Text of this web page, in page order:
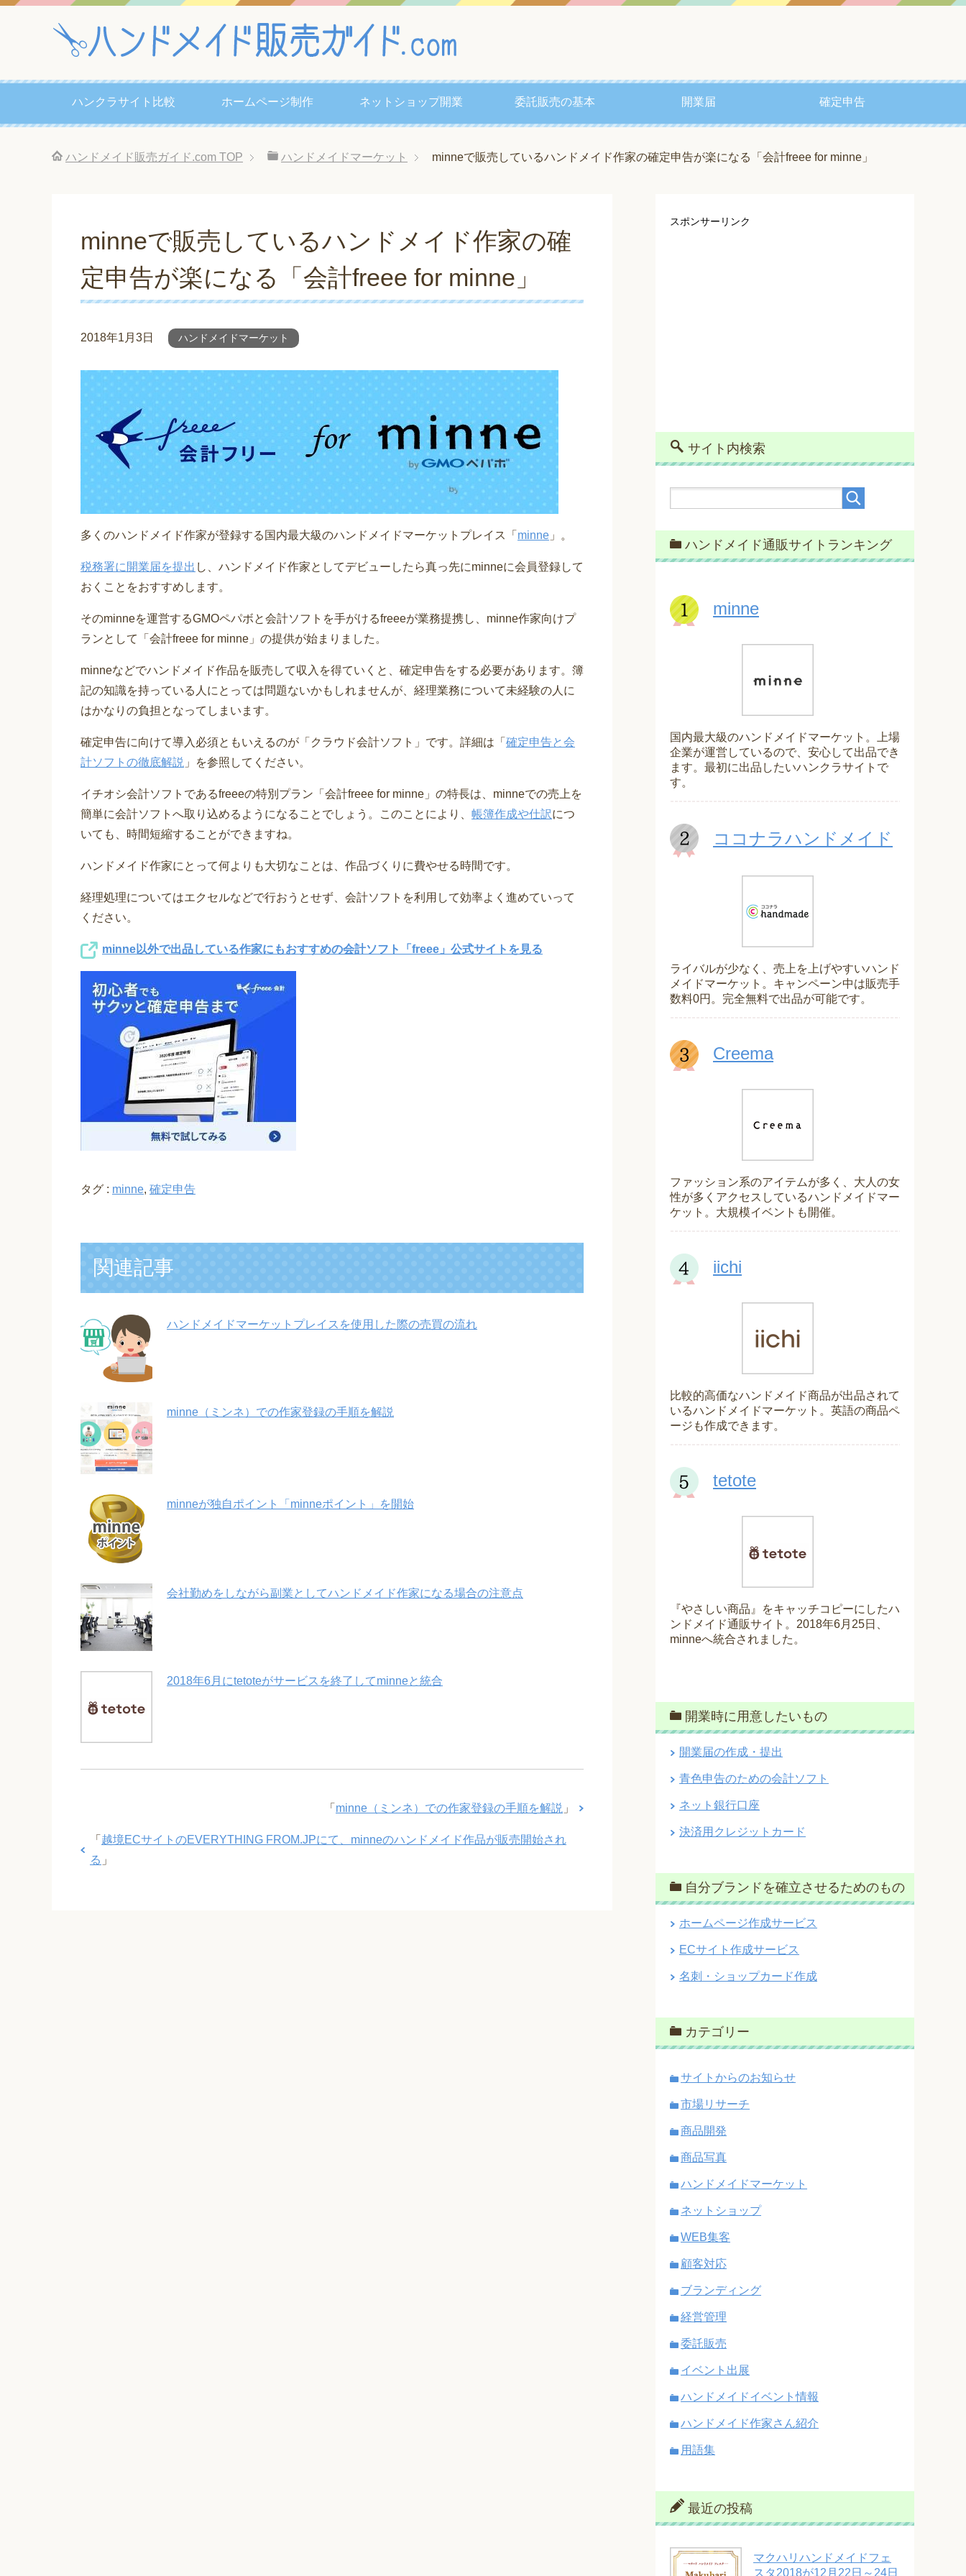
ハンクラサイト比較 ホームページ制作 ネットショップ開業 委託販売の基本 開業届 確定申告
ハンドメイド販売ガイド.com TOP ハンドメイドマーケット minneで販売しているハンドメイド作家の確定申告が楽になる「会計freee for minne」
minneで販売しているハンドメイド作家の確
定申告が楽になる「会計freee for minne」
2018年1月3日 ハンドメイドマーケット
多くのハンドメイド作家が登録する国内最大級のハンドメイドマーケットプレイス「 minne 」。
税務署に開業届を提出 し、ハンドメイド作家としてデビューしたら真っ先にminneに会員登録して
おくことをおすすめします。
そのminneを運営するGMOペパボと会計ソフトを手がけるfreeeが業務提携し、minne作家向けプ
ランとして「会計freee for minne」の提供が始まりました。
minneなどでハンドメイド作品を販売して収入を得ていくと、確定申告をする必要があります。簿
記の知識を持っている人にとっては問題ないかもしれませんが、経理業務について未経験の人に
はかなりの負担となってしまいます。
確定申告に向けて導入必須ともいえるのが「クラウド会計ソフト」です。詳細は「 確定申告と会
計ソフトの徹底解説 」を参照してください。
イチオシ会計ソフトであるfreeeの特別プラン「会計freee for minne」の特長は、minneでの売上を
簡単に会計ソフトへ取り込めるようになることでしょう。このことにより、 帳簿作成や仕訳につ
いても、時間短縮することができますね。
ハンドメイド作家にとって何よりも大切なことは、作品づくりに費やせる時間です。
経理処理についてはエクセルなどで行おうとせず、会計ソフトを利用して効率よく進めていって
ください。
minne以外で出品している作家にもおすすめの会計ソフト「freee」公式サイトを見る
タグ : minne, 確定申告
関連記事
ハンドメイドマーケットプレイスを使用した際の売買の流れ
minne（ミンネ）での作家登録の手順を解説
minneが独自ポイント「minneポイント」を開始
会社勤めをしながら副業としてハンドメイド作家になる場合の注意点
2018年6月にtetoteがサービスを終了してminneと統合
「 minne（ミンネ）での作家登録の手順を解説 」
「 越境ECサイトのEVERYTHING FROM.JPにて、minneのハンドメイド作品が販売開始され
る 」
スポンサーリンク
サイト内検索
ハンドメイド通販サイトランキング
minne
国内最大級のハンドメイドマーケット。上場
企業が運営しているので、安心して出品でき
ます。最初に出品したいハンクラサイトで
す。
ココナラハンドメイド
ライバルが少なく、売上を上げやすいハンド
メイドマーケット。キャンペーン中は販売手
数料0円。完全無料で出品が可能です。
Creema
ファッション系のアイテムが多く、大人の女
性が多くアクセスしているハンドメイドマー
ケット。大規模イベントも開催。
iichi
比較的高価なハンドメイド商品が出品されて
いるハンドメイドマーケット。英語の商品ペ
ージも作成できます。
tetote
『やさしい商品』をキャッチコピーにしたハ
ンドメイド通販サイト。2018年6月25日、
minneへ統合されました。
開業時に用意したいもの
開業届の作成・提出
青色申告のための会計ソフト
ネット銀行口座
決済用クレジットカード
自分ブランドを確立させるためのもの
ホームページ作成サービス
ECサイト作成サービス
名刺・ショップカード作成
カテゴリー
サイトからのお知らせ
市場リサーチ
商品開発
商品写真
ハンドメイドマーケット
ネットショップ
WEB集客
顧客対応
ブランディング
経営管理
委託販売
イベント出展
ハンドメイドイベント情報
ハンドメイド作家さん紹介
用語集
最近の投稿
マクハリハンドメイドフェ
スタ2018が12月22日～24日